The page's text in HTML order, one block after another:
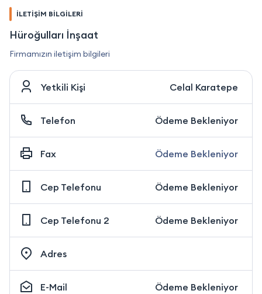
İLETİŞİM BİLGİLERİ
Hüroğulları İnşaat
Firmamızın iletişim bilgileri
Yetkili Kişi Celal Karatepe
Telefon Ödeme Bekleniyor
Fax Ödeme Bekleniyor
Cep Telefonu Ödeme Bekleniyor
Cep Telefonu 2 Ödeme Bekleniyor
Adres
E-Mail Ödeme Bekleniyor